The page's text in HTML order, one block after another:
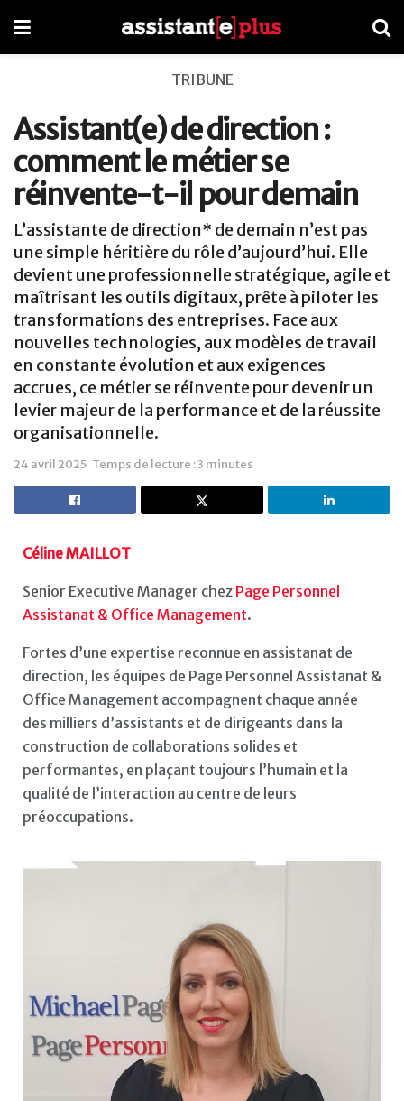
TRIBUNE
Assistant(e) de direction :
comment le métier se
réinvente-t-il pour demain
L’assistante de direction* de demain n’est pas
une simple héritière du rôle d’aujourd’hui. Elle
devient une professionnelle stratégique, agile et
maîtrisant les outils digitaux, prête à piloter les
transformations des entreprises. Face aux
nouvelles technologies, aux modèles de travail
en constante évolution et aux exigences
accrues, ce métier se réinvente pour devenir un
levier majeur de la performance et de la réussite
organisationnelle.
24 avril 2025 Temps de lecture : 3 minutes
Céline MAILLOT
Senior Executive Manager chez Page Personnel
Assistanat & Office Management.
Fortes d’une expertise reconnue en assistanat de
direction, les équipes de Page Personnel Assistanat &
Office Management accompagnent chaque année
des milliers d’assistants et de dirigeants dans la
construction de collaborations solides et
performantes, en plaçant toujours l’humain et la
qualité de l’interaction au centre de leurs
préoccupations.